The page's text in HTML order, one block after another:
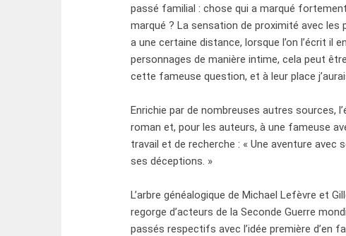
passé familial : chose qui a marqué
marqué ? La sensation de proximité avec les
a une certaine distance, lorsque l’on l’écrit il
personnages de manière intime, cela peut
cette fameuse question, et à leur place
Enrichie par de nombreuses autres sources,
roman et, pour les auteurs, à une fameuse
travail et de recherche : « Une aventure avec
ses déceptions. »
L’arbre généalogique de Michael Lefèvre et
regorge d’acteurs de la Seconde Guerre
passés respectifs avec l’idée première d’en